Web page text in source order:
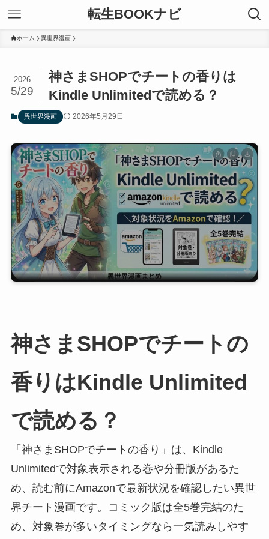
転生BOOKナビ
ホーム 異世界漫画
神さまSHOPでチートの香りは
Kindle Unlimitedで読める？
2026
5/29
異世界漫画 2026年5月29日
神さまSHOPでチートの
香りはKindle Unlimited
で読める？
「神さまSHOPでチートの香り」は、Kindle
Unlimitedで対象表示される巻や分冊版があるた
め、読む前にAmazonで最新状況を確認したい異世
界チート漫画です。コミック版は全5巻完結のた
め、対象巻が多いタイミングなら一気読みしやす